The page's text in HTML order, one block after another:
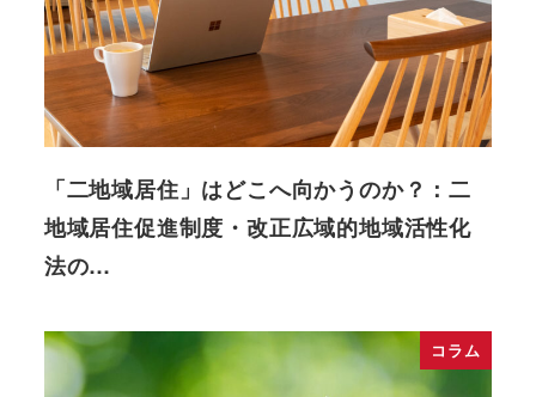
「二地域居住」はどこへ向かうのか？：二
地域居住促進制度・改正広域的地域活性化
法の…
コラム